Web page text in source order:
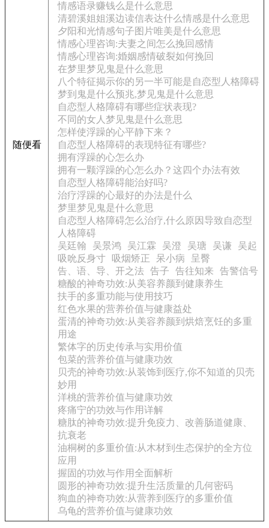
随便看
情感语录赚钱么是什么意思
清碧溪姐姐溪边读信表达什么情感是什么意思
夕阳和光情感句子图片唯美是什么意思
情感心理咨询:夫妻之间怎么挽回感情
情感心理咨询:婚姻感情破裂如何挽回
在梦里梦见鬼是什么意思
八个特征揭示你的另一半可能是自恋型人格障碍
梦到鬼是什么预兆,梦见鬼是什么意思
自恋型人格障碍有哪些症状表现?
不同的女人梦见鬼是什么意思
怎样使浮躁的心平静下来？
自恋型人格障碍的表现特征有哪些?
拥有浮躁的心怎么办
拥有一颗浮躁的心怎么办？这四个办法有效
自恋型人格障碍能治好吗?
治疗浮躁的心最好的办法是什么
梦里梦见鬼是什么意思
自恋型人格障碍怎么治疗,什么原因导致自恋型
人格障碍
吴廷翰
吴景鸿 吴江霖 吴澄 吴瑭 吴谦
吴起
吸吮反身寸
吸烟矫正 呆小病
呈臀
告、语、导、开之法 告子 告往知来 告警信号
糖酸的神奇功效:从美容养颜到健康养生
扶手的多重功能与使用技巧
红色水果的营养价值与健康益处
蛋清的神奇功效:从美容养颜到烘焙烹饪的多重
用途
繁体字的历史传承与实用价值
包菜的营养价值与健康功效
贝壳的神奇功效:从装饰到医疗,你不知道的贝壳
妙用
洋桃的营养价值与健康功效
疼痛宁的功效与作用详解
糖肽的神奇功效:提升免疫力、改善肠道健康、
抗衰老
油桐树的多重价值:从木材到生态保护的全方位
应用
握固的功效与作用全面解析
圆形的神奇功效:提升生活质量的几何密码
狗血的神奇功效:从营养到医疗的多重价值
乌龟的营养价值与健康功效